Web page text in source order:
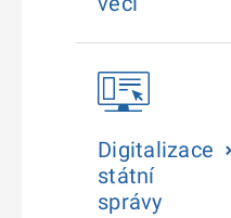
Digitalizace
státní
správy